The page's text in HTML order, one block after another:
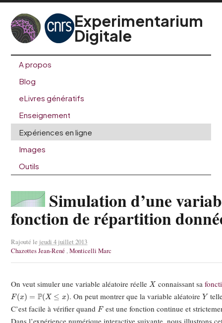
Experimentarium
Digitale
A propos
Blog
eLivres génératifs
Enseignement
Expériences en ligne
Images
Outils
Simulation d’une
fonction de répartition
Rajouté le jeudi 4 juillet 2013
Chazottes Jean-René ,Monticelli Marc
On veut simuler une variable aléatoire réelleX connaissant sa
F(x = X≤ x) . On peut montrer que la variable aléatoire Y
C’est facile à vérifier quandFest une fonction continue et